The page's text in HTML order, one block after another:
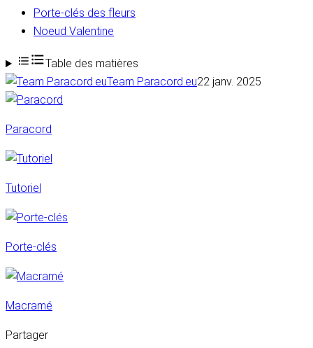
Porte-clés des fleurs
Noeud Valentine
Table des matières
Team Paracord.eu22 janv. 2025
Paracord
Tutoriel
Porte-clés
Macramé
Partager